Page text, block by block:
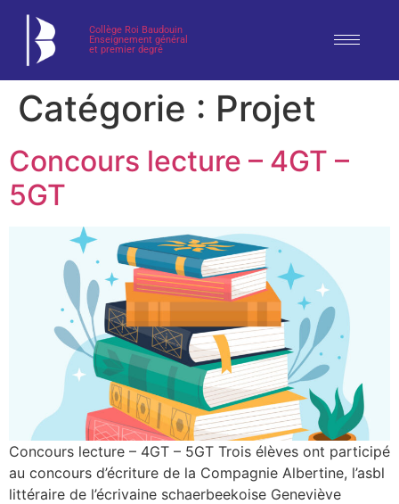
Collège Roi Baudouin
Enseignement général
et premier degré
Catégorie : Projet
Concours lecture – 4GT –
5GT
Concours lecture – 4GT – 5GT Trois élèves ont participé
au concours d’écriture de la Compagnie Albertine, l’asbl
littéraire de l’écrivaine schaerbeekoise Geneviève